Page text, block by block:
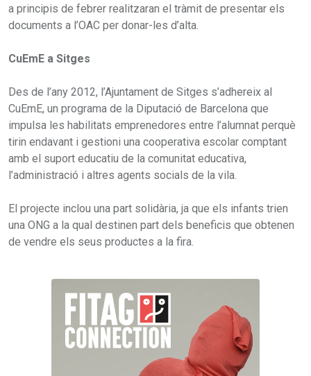
a principis de febrer realitzaran el tràmit de presentar els
documents a l’OAC per donar-les d’alta.
CuEmE a Sitges
Des de l’any 2012, l’Ajuntament de Sitges s’adhereix al
CuEmE, un programa de la Diputació de Barcelona que
impulsa les habilitats emprenedores entre l’alumnat perquè
tirin endavant i gestioni una cooperativa escolar comptant
amb el suport educatiu de la comunitat educativa,
l’administració i altres agents socials de la vila.
El projecte inclou una part solidària, ja que els infants trien
una ONG a la qual destinen part dels beneficis que obtenen
de vendre els seus productes a la fira.